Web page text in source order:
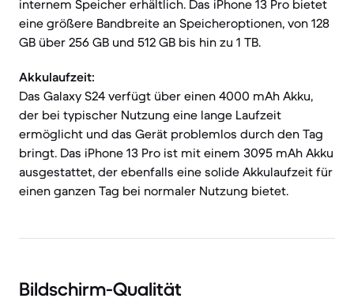
internem Speicher erhältlich. Das iPhone 13 Pro bietet
eine größere Bandbreite an Speicheroptionen, von 128
GB über 256 GB und 512 GB bis hin zu 1 TB.
Akkulaufzeit:
Das Galaxy S24 verfügt über einen 4000 mAh Akku,
der bei typischer Nutzung eine lange Laufzeit
ermöglicht und das Gerät problemlos durch den Tag
bringt. Das iPhone 13 Pro ist mit einem 3095 mAh Akku
ausgestattet, der ebenfalls eine solide Akkulaufzeit für
einen ganzen Tag bei normaler Nutzung bietet.
Bildschirm-Qualität